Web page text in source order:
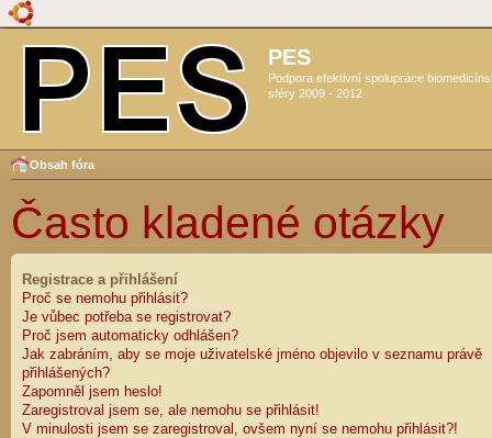
PES
Podpora efektivní spolupráce
sféry 2009 - 2012
Obsah fóra
Často kladené otázky
Registrace a přihlášení
Proč se nemohu přihlásit?
Je vůbec potřeba se registrovat?
Proč jsem automaticky odhlášen?
Jak zabráním, aby se moje uživatelské jméno objevilo v seznamu právě
přihlášených?
Zapomněl jsem heslo!
Zaregistroval jsem se, ale nemohu se přihlásit!
V minulosti jsem se zaregistroval, ovšem nyní se nemohu přihlásit?!